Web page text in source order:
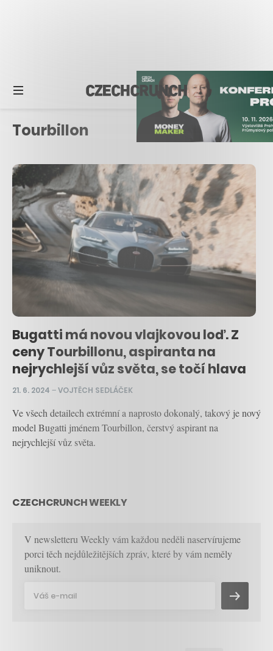
Tourbillon
Bugatti má novou vlajkovou loď. Z
ceny Tourbillonu, aspiranta na
nejrychlejší vůz světa, se točí hlava
21. 6. 2024 –VOJTĚCH SEDLÁČEK
Ve všech detailech extrémní a naprosto dokonalý, takový je nový
model Bugatti jménem Tourbillon, čerstvý aspirant na
nejrychlejší vůz světa.
CZECHCRUNCH WEEKLY
V newsletteru Weekly vám každou neděli naservírujeme
porci těch nejdůležitějších zpráv, které by vám neměly
uniknout.